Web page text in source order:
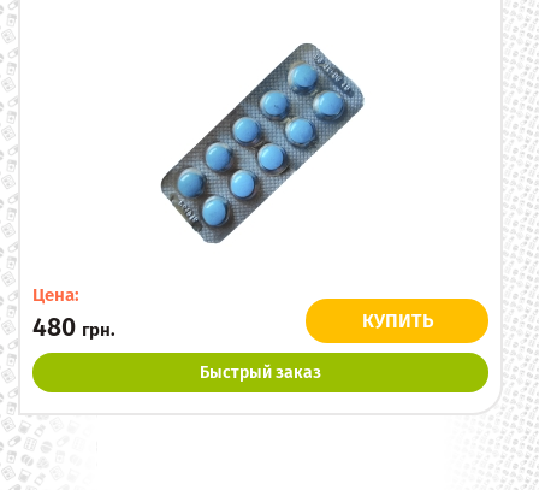
Цена:
480 грн. КУПИТЬ
Быстрый заказ